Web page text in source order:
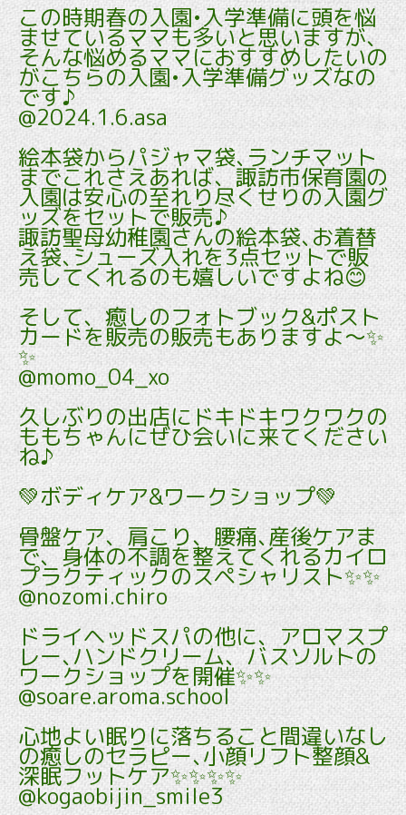
この時期春の入園•入学準備に頭を悩
ませているママも多いと思いますが、
そんな悩めるママにおすすめしたいの
がこちらの入園•入学準備グッズなの
です♪
@2024.1.6.asa
絵本袋からパジャマ袋､ランチマット
までこれさえあれば、諏訪市保育園の
入園は安心の至れり尽くせりの入園グ
ッズをセットで販売♪
諏訪聖母幼稚園さんの絵本袋､お着替
え袋､シューズ入れを3点セットで販
売してくれるのも嬉しいですよね😊
そして、癒しのフォトブック&ポスト
カードを販売の販売もありますよ～✨
✨
@momo_04_xo
久しぶりの出店にドキドキワクワクの
ももちゃんにぜひ会いに来てください
ね♪
💚ボディケア&ワークショップ💚
骨盤ケア、肩こり、腰痛､産後ケアま
で、身体の不調を整えてくれるカイロ
プラクティックのスペシャリスト✨✨
@nozomi.chiro
ドライヘッドスパの他に、アロマスプ
レー､ハンドクリーム、バスソルトの
ワークショップを開催✨✨
@soare.aroma.school
心地よい眠りに落ちること間違いなし
の癒しのセラピー､小顔リフト整顔&
深眠フットケア✨✨✨✨
@kogaobijin_smile3